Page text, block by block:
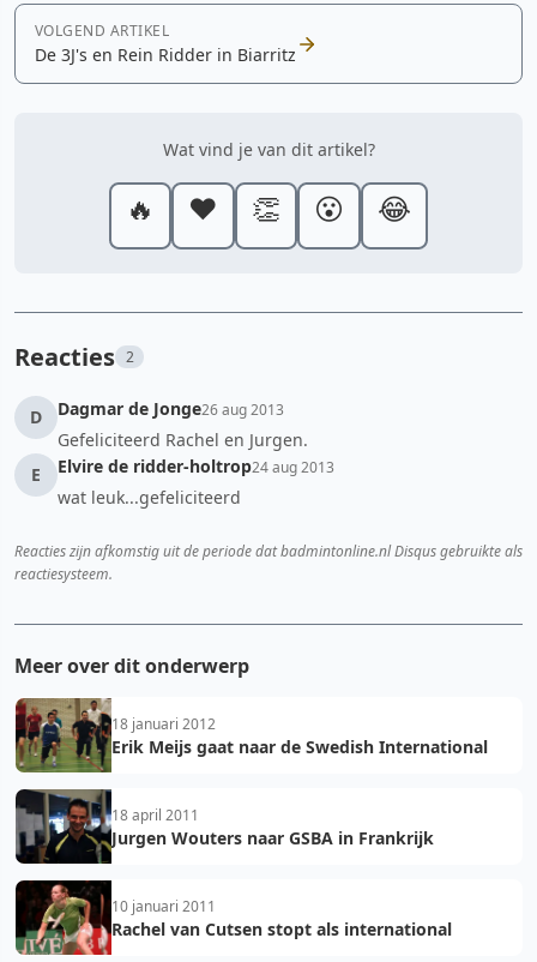
VOLGEND ARTIKEL
De 3J's en Rein Ridder in Biarritz
Wat vind je van dit artikel?
🔥 ❤️ 👏 😮 😂
Reacties 2
D Dagmar de Jonge26 aug 2013
Gefeliciteerd Rachel en Jurgen.
E
Elvire de ridder-holtrop24 aug 2013
wat leuk...gefeliciteerd
Reacties zijn afkomstig uit de periode dat badmintonline.nl Disqus gebruikte als
reactiesysteem.
Meer over dit onderwerp
18 januari 2012
Erik Meijs gaat naar de Swedish International
18 april 2011
Jurgen Wouters naar GSBA in Frankrijk
10 januari 2011
Rachel van Cutsen stopt als international